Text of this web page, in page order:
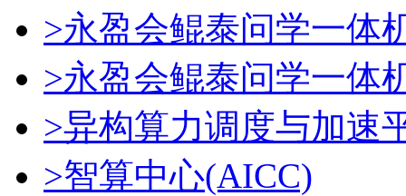
>永盈会鲲泰问学一体
>永盈会鲲泰问学一体
>异构算力调度与加速
>智算中心(AICC)